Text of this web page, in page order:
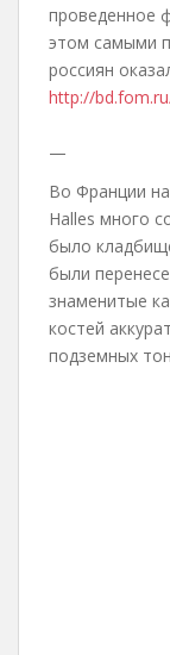
проведенное
этом самыми
россиян
http://
—
Во Франции
Halles много
было
были
знаменитые
костей
подземных